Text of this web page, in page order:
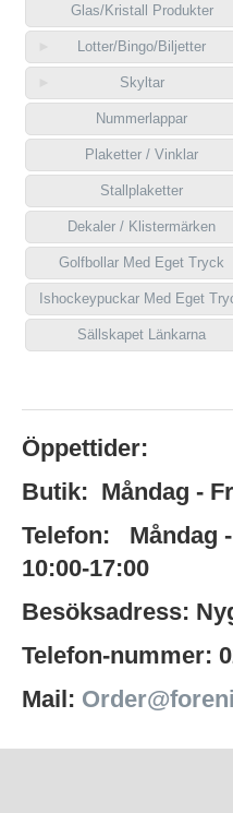
Glas/Kristall Produkter
Lotter/Bingo/Biljetter
Skyltar
Nummerlappar
Plaketter / Vinklar
Stallplaketter
Dekaler / Klistermärken
Golfbollar Med Eget Tryck
Ishockeypuckar Med Eget
Sällskapet Länkarna
Öppettider:
Butik: Måndag -
Telefon: Måndag
10:00-17:00
Besöksadress:
Telefon-nummer:
Mail: